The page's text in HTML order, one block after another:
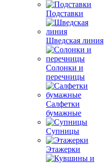
Подставки
Шведская линия
Солонки и
перечницы
Салфетки
бумажные
Супницы
Этажерки